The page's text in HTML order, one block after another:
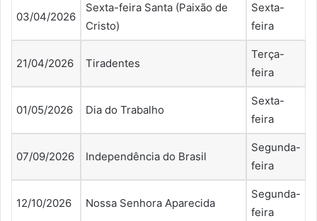
03/04/2026
Sexta-feira Santa (Paixão de
Cristo)
Sexta-
feira
21/04/2026 Tiradentes
Terça-
feira
01/05/2026 Dia do Trabalho
Sexta-
feira
07/09/2026 Independência do Brasil
Segunda-
feira
12/10/2026 Nossa Senhora Aparecida
Segunda-
feira